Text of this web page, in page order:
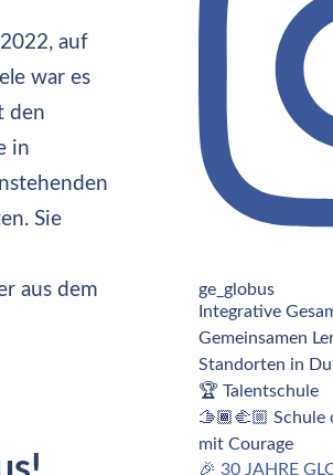
auf
war es
den
in
Sie
aus dem
ge_globus
Integrative
Gemeinsamen
Standorten in
🏆 Talentschule
🫱🏾‍🫲🏼 Schule
mit Courage
🎉 30 JAHRE